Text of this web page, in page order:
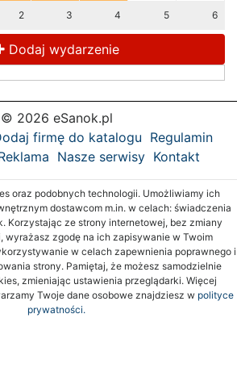
2 3 4 5 6
Dodaj wydarzenie
© 2026 eSanok.pl
firmę do katalogu Regulamin
Nasze serwisy Kontakt
oraz podobnych technologii. Umożliwiamy ich
dostawcom m.in. w celach: świadczenia
Korzystając ze strony internetowej, bez zmiany
wyrażasz zgodę na ich zapisywanie w Twoim
w celach zapewnienia poprawnego i
strony. Pamiętaj, że możesz samodzielnie
zmieniając ustawienia przeglądarki. Więcej
Twoje dane osobowe znajdziesz w polityce
prywatności.